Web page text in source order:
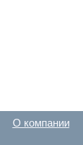
О компании